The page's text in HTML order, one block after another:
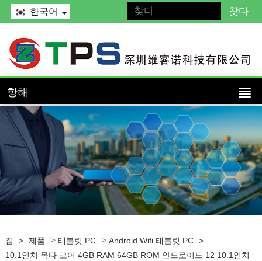
한국어
항해
집 > 제품 > 태블릿 PC > Android Wifi 태블릿 PC >
10.1인치 옥타 코어 4GB RAM 64GB ROM 안드로이드 12 10.1인치